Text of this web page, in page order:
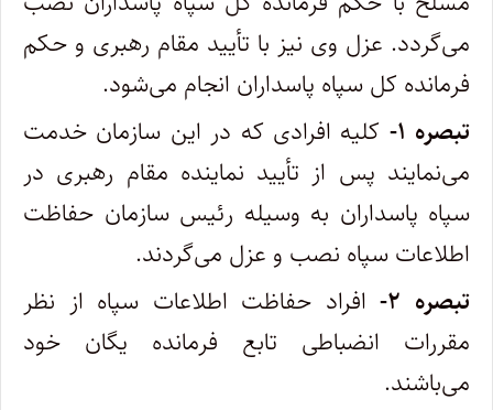
می‌گردد. عزل‌ وی نیز با تأیید مقام رهبری و حکم
فرمانده کل سپاه پاسداران انجام می‌شود.
تبصره ۱-
کلیه افرادی که در این سازمان خدمت
می‌نمایند پس از تأیید نماینده مقام رهبری در
سپاه پاسداران به وسیله رئیس سازمان حفاظت‌
اطلاعات سپاه نصب و عزل می‌گردند.
تبصره ۲-
افراد حفاظت اطلاعات سپاه از نظر
مقررات انضباطی تابع فرمانده یگان خود
می‌باشند.